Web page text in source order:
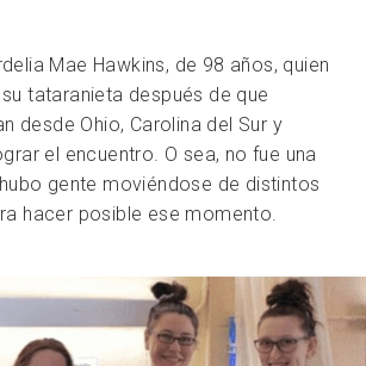
Mae Hawkins, de 98 años, quien
tataranieta después de que
desde Ohio, Carolina del Sur y
el encuentro. O sea, no fue una
gente moviéndose de distintos
hacer posible ese momento.